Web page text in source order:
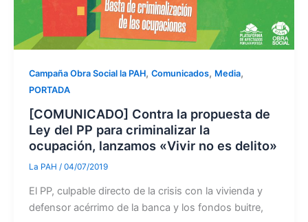
Campaña Obra Social la PAH, Comunicados, Media,
PORTADA
[COMUNICADO] Contra la propuesta de
Ley del PP para criminalizar la
ocupación, lanzamos «Vivir no es delito»
La PAH / 04/07/2019
El PP, culpable directo de la crisis con la vivienda y
defensor acérrimo de la banca y los fondos buitre,